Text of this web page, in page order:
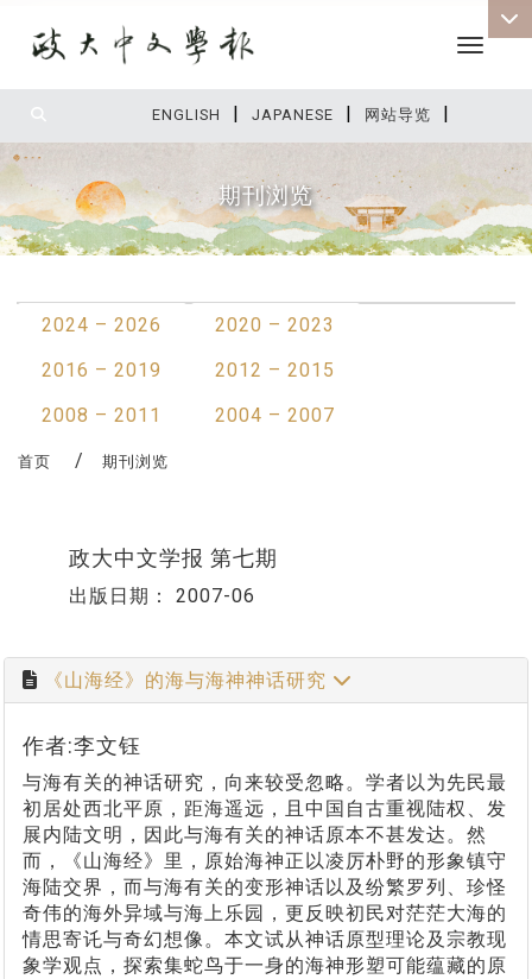
ENGLISH | JAPANESE | 网站导览 |
Toggle
期刊浏览
2024 – 2026
2020 – 2023
2016 – 2019
2012 – 2015
2008 – 2011
2004 – 2007
首页 期刊浏览
政大中文学报 第七期
出版日期： 2007-06
《山海经》的海与海神神话研究
作者:李文钰
与海有关的神话研究，向来较受忽略。学者以为先民最
初居处西北平原，距海遥远，且中国自古重视陆权、发
展内陆文明，因此与海有关的神话原本不甚发达。然
而，《山海经》里，原始海神正以凌厉朴野的形象镇守
海陆交界，而与海有关的变形神话以及纷繁罗列、珍怪
奇伟的海外异域与海上乐园，更反映初民对茫茫大海的
情思寄讬与奇幻想像。本文试从神话原型理论及宗教现
象学观点，探索集蛇鸟于一身的海神形塑可能蕴藏的原